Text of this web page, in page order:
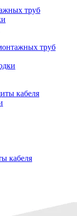
труб
труб
кабеля
кабеля